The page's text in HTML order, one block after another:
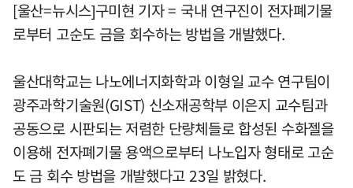
[울산=뉴시스]구미현 기자 = 국내 연구진이 전자폐기물
로부터 고순도 금을 회수하는 방법을 개발했다.
울산대학교는 나노에너지화학과 이형일 교수 연구팀이
광주과학기술원(GIST) 신소재공학부 이은지 교수팀과
공동으로 시판되는 저렴한 단량체들로 합성된 수화젤을
이용해 전자폐기물 용액으로부터 나노입자 형태로 고순
도 금 회수 방법을 개발했다고 23일 밝혔다.